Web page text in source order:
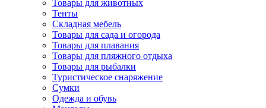
Товары для животных
Тенты
Складная мебель
Товары для сада и огорода
Товары для плавания
Товары для пляжного отдыха
Товары для рыбалки
Туристическое снаряжение
Сумки
Одежда и обувь